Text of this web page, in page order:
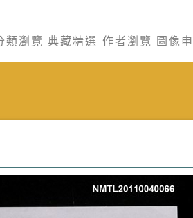
類瀏覽 典藏精選 作者瀏覽 圖像